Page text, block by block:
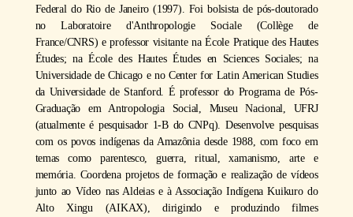
Federal do Rio de Janeiro (1997). Foi bolsista de pós-doutorado
no Laboratoire d'Anthropologie Sociale (Collège de
France/CNRS) e professor visitante na École Pratique des Hautes
Études; na École des Hautes Études en Sciences Sociales; na
Universidade de Chicago e no Center for Latin American Studies
da Universidade de Stanford. É professor do Programa de Pós-
Graduação em Antropologia Social, Museu Nacional, UFRJ
(atualmente é pesquisador 1-B do CNPq). Desenvolve pesquisas
com os povos indígenas da Amazônia desde 1988, com foco em
temas como parentesco, guerra, ritual, xamanismo, arte e
memória. Coordena projetos de formação e realização de vídeos
junto ao Vídeo nas Aldeias e à Associação Indígena Kuikuro do
Alto Xingu (AIKAX), dirigindo e produzindo filmes